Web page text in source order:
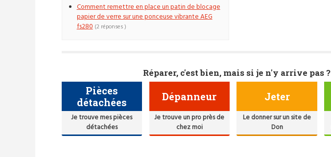
Comment remettre en place un patin de blocage
papier de verre sur une ponceuse vibrante AEG
fs280 (2 réponses )
Réparer, c'est bien, mais si je n'y arrive pas ?
Pièces
détachées
Je trouve mes pièces
détachées
Dépanneur
Je trouve un pro près de
chez moi
Jeter
Le donner sur un site de
Don